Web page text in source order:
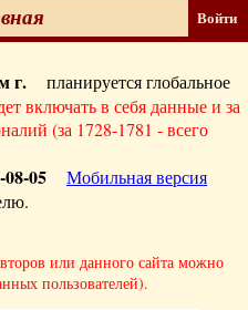
Войти
г. планируется глобальное
включать в себя данные и за
(за 1728-1781 - всего
08-05
Мобильная версия
или данного сайта можно
пользователей).